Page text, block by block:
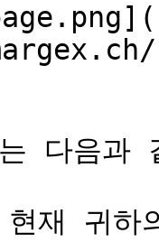
다음과
재 귀하